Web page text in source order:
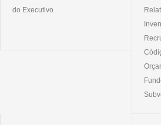
do Executivo